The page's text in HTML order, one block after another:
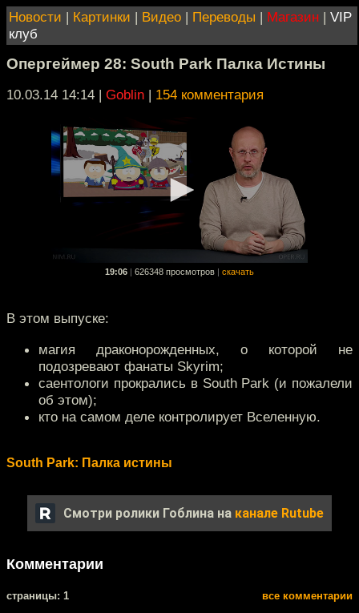
Новости | Картинки | Видео | Переводы | Магазин | VIP
клуб
Опергеймер 28: South Park Палка Истины
10.03.14 14:14 | Goblin | 154 комментария
19:06 626348 просмотров скачать
В этом выпуске:
магия драконорожденных, о которой не
подозревают фанаты Skyrim;
саентологи прокрались в South Park (и пожалели
об этом);
кто на самом деле контролирует Вселенную.
South Park: Палка истины
Смотри ролики Гоблина на канале Rutube
Комментарии
cтраницы: 1 все комментарии